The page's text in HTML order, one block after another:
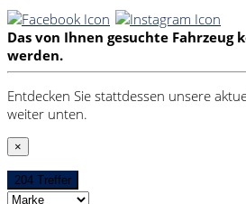
Das von Ihnen gesuchte
werden.
Entdecken Sie stattdessen unsere
weiter unten.
×
204 Treffer